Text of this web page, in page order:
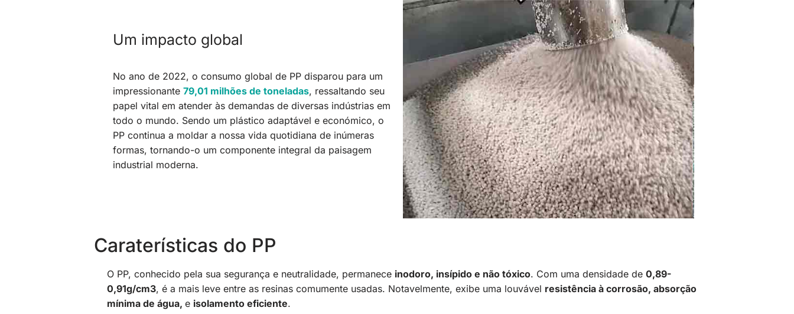
Um impacto global
No ano de 2022, o consumo global de PP disparou para um
impressionante 79,01 milhões de toneladas, ressaltando seu
papel vital em atender às demandas de diversas indústrias em
todo o mundo. Sendo um plástico adaptável e económico, o
PP continua a moldar a nossa vida quotidiana de inúmeras
formas, tornando-o um componente integral da paisagem
industrial moderna.
Caraterísticas do PP
O PP, conhecido pela sua segurança e neutralidade, permanece inodoro, insípido e não tóxico. Com uma densidade de 0,89-
0,91g/cm3, é a mais leve entre as resinas comumente usadas. Notavelmente, exibe uma louvável resistência à corrosão, absorção
mínima de água, e isolamento eficiente.